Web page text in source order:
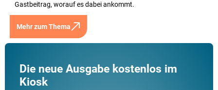
Gastbeitrag, worauf es dabei ankommt.
Mehr zum Thema
Die neue Ausgabe kostenlos im
Kiosk